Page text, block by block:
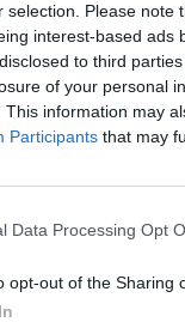
selection. Please note
interest-based ads
to third
of your personal
This information may
Participants that may
Data Processing Opt
opt-out of the Sharing
Sinônimo